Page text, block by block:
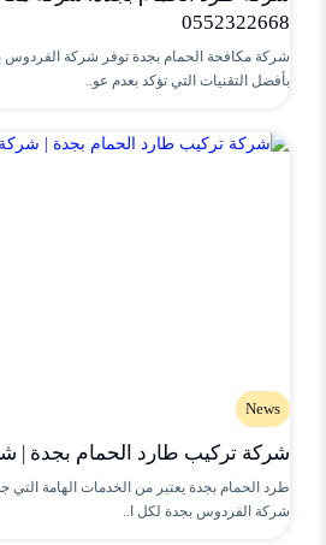
0552322668
شركة مكافحة الحمام بجدة توفر شركة الفردوس
بأفضل التقنيات التي تؤكد بعدم عو..
News
شركة تركيب طارد الحمام بجدة |
طرد الحمام بجدة يعتبر من الخدمات الهامة التي
شركة الفردوس بجدة لكل ا..